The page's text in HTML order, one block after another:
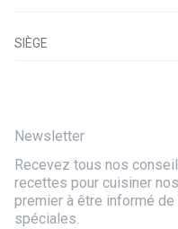
SIÈGE
Newsletter
Recevez tous nos
recettes pour cuisiner
premier à être informé
spéciales.